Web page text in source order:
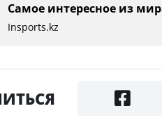
Самое интересное из
Insports.kz